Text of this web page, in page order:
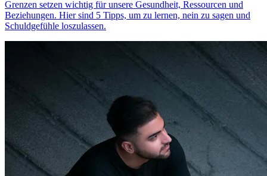
Grenzen setzen wichtig für unsere Gesundheit, Ressourcen und
Beziehungen. Hier sind 5 Tipps, um zu lernen, nein zu sagen und
Schuldgefühle loszulassen.